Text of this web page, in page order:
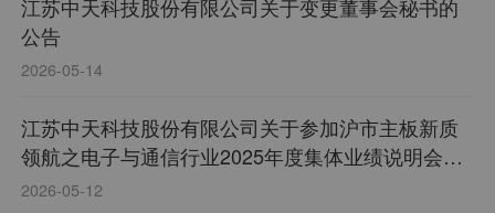
江苏中天科技股份有限公司关于变更董事会秘书的
公告
2026-05-14
江苏中天科技股份有限公司关于参加沪市主板新质
领航之电子与通信行业2025年度集体业绩说明会的
公告
2026-05-12